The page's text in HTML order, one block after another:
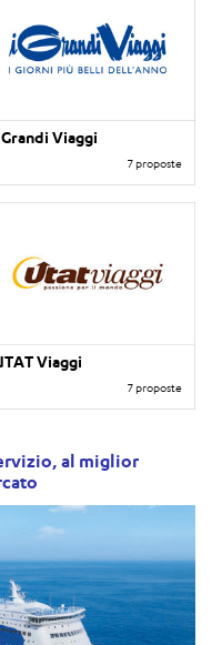
Grandi Viaggi
7 proposte
Viaggi
7 proposte
al miglior